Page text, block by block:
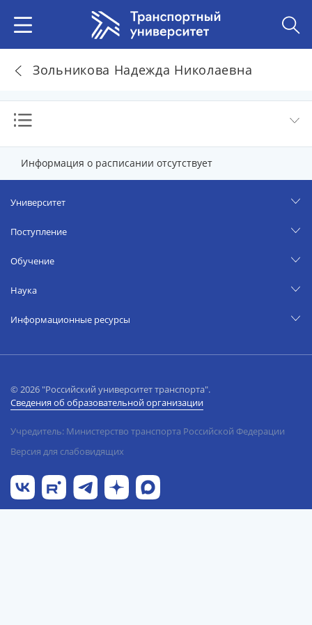
Зольникова Надежда Николаевна
Информация о расписании отсутствует
Университет
Поступление
Обучение
Наука
Информационные ресурсы
© 2026 "Российский университет транспорта".
Сведения об образовательной организации
Учредитель: Министерство транспорта Российской Федерации
Версия для слабовидящих